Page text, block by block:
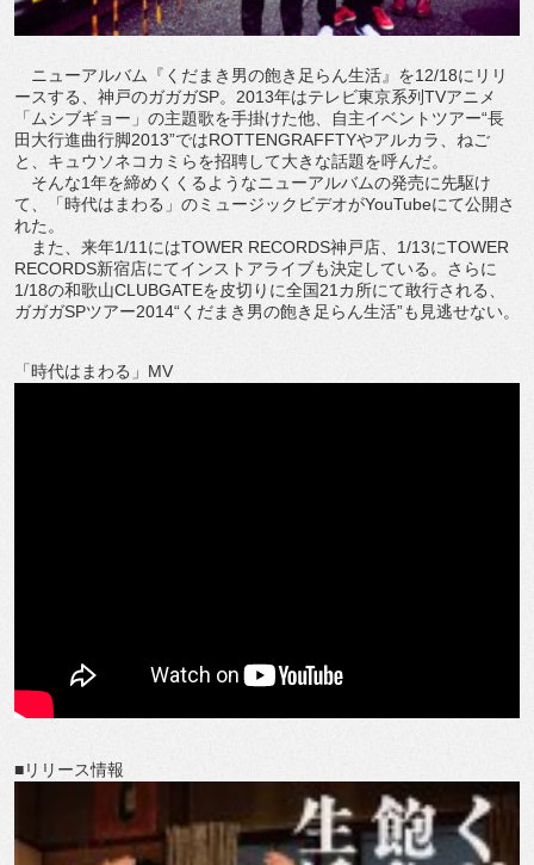
ニューアルバム『くだまき男の飽き足らん生活』を12/18にリリ
ースする、神戸のガガガSP。2013年はテレビ東京系列TVアニメ
「ムシブギョー」の主題歌を手掛けた他、自主イベントツアー“長
田大行進曲行脚2013”ではROTTENGRAFFTYやアルカラ、ねご
と、キュウソネコカミらを招聘して大きな話題を呼んだ。
そんな1年を締めくくるようなニューアルバムの発売に先駆け
て、「時代はまわる」のミュージックビデオがYouTubeにて公開さ
れた。
また、来年1/11にはTOWER RECORDS神戸店、1/13にTOWER
RECORDS新宿店にてインストアライブも決定している。さらに
1/18の和歌山CLUBGATEを皮切りに全国21カ所にて敢行される、
ガガガSPツアー2014“くだまき男の飽き足らん生活”も見逃せない。
「時代はまわる」MV
■リリース情報